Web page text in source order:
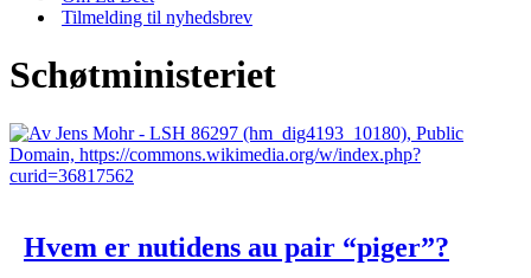
Tilmelding til nyhedsbrev
Schøtministeriet
Hvem er nutidens au pair “piger”?